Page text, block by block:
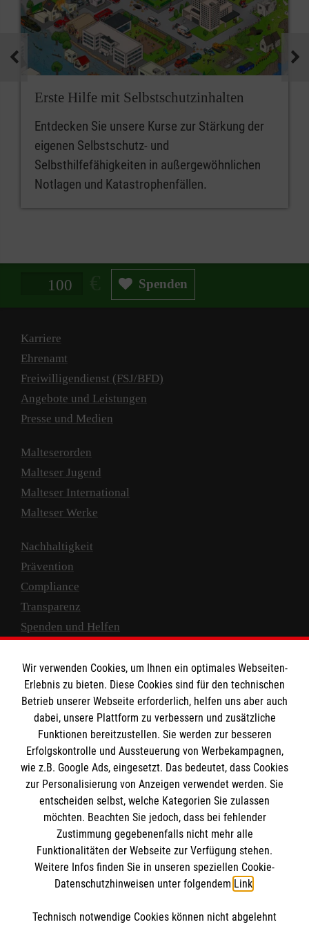
Erste Hilfe mit Selbstschutzinhalten
Entdecken Sie unsere Kurse zur Stärkung der
eigenen Selbstschutz- und
Selbsthilfefähigkeiten in außergewöhnlichen
Notlagen und Katastrophenfällen.
Spendenbetrag in Euro Spenden
Karriere
Ehrenamt
Freiwilligendienst (FSJ/BFD)
Angebote und Leistungen
Presse und Medien
Malteserorden
Malteser Jugend
Malteser International
Malteser Werke
Nachhaltigkeit
Prävention
Compliance
Transparenz
Spenden und Helfen
Empfänger: Malteser Hilfsdienst e.V.
IBAN: DE10 3706 0120 1201 2000 12
BIC: GENODED 1PA7
Newsletter abonnieren
Cookies verwalten|AGB|Impressum|Datenschutz
Wir verwenden Cookies, um Ihnen ein optimales Webseiten-
Erlebnis zu bieten. Diese Cookies sind für den technischen
Betrieb unserer Webseite erforderlich, helfen uns aber auch
dabei, unsere Plattform zu verbessern und zusätzliche
Funktionen bereitzustellen. Sie werden zur besseren
Erfolgskontrolle und Aussteuerung von Werbekampagnen,
wie z.B. Google Ads, eingesetzt. Das bedeutet, dass Cookies
zur Personalisierung von Anzeigen verwendet werden. Sie
entscheiden selbst, welche Kategorien Sie zulassen
möchten. Beachten Sie jedoch, dass bei fehlender
Zustimmung gegebenenfalls nicht mehr alle
Funktionalitäten der Webseite zur Verfügung stehen.
Weitere Infos finden Sie in unseren speziellen Cookie-
Datenschutzhinweisen unter folgendem Link.
Technisch notwendige Cookies können nicht abgelehnt